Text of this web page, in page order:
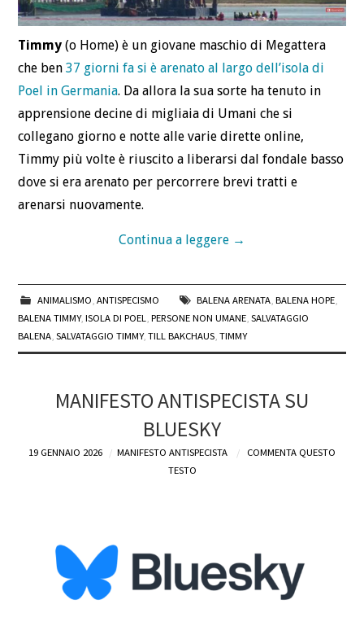
Timmy (o Home) è un giovane maschio di Megattera
che ben37 giorni fa si è arenato al largo dell’isola di
Poel in Germania. Da allora la sua sorte ha tenuto in
apprensione decine di migliaia di Umani che si
collegano giorno e notte alle varie dirette online,
Timmy più volte è riuscito a liberarsi dal fondale basso
dove si era arenato per percorrere brevi tratti e
arenarsi nuovamente.
Continua a leggere →
ANIMALISMO, ANTISPECISMO BALENA ARENATA, BALENA HOPE,
BALENA TIMMY,ISOLA DI POEL,PERSONE NON UMANE,SALVATAGGIO
BALENA,SALVATAGGIO TIMMY,TILL BAKCHAUS,TIMMY
MANIFESTO ANTISPECISTA SU
BLUESKY
19 GENNAIO 2026 MANIFESTO ANTISPECISTA
COMMENTA QUESTO
TESTO